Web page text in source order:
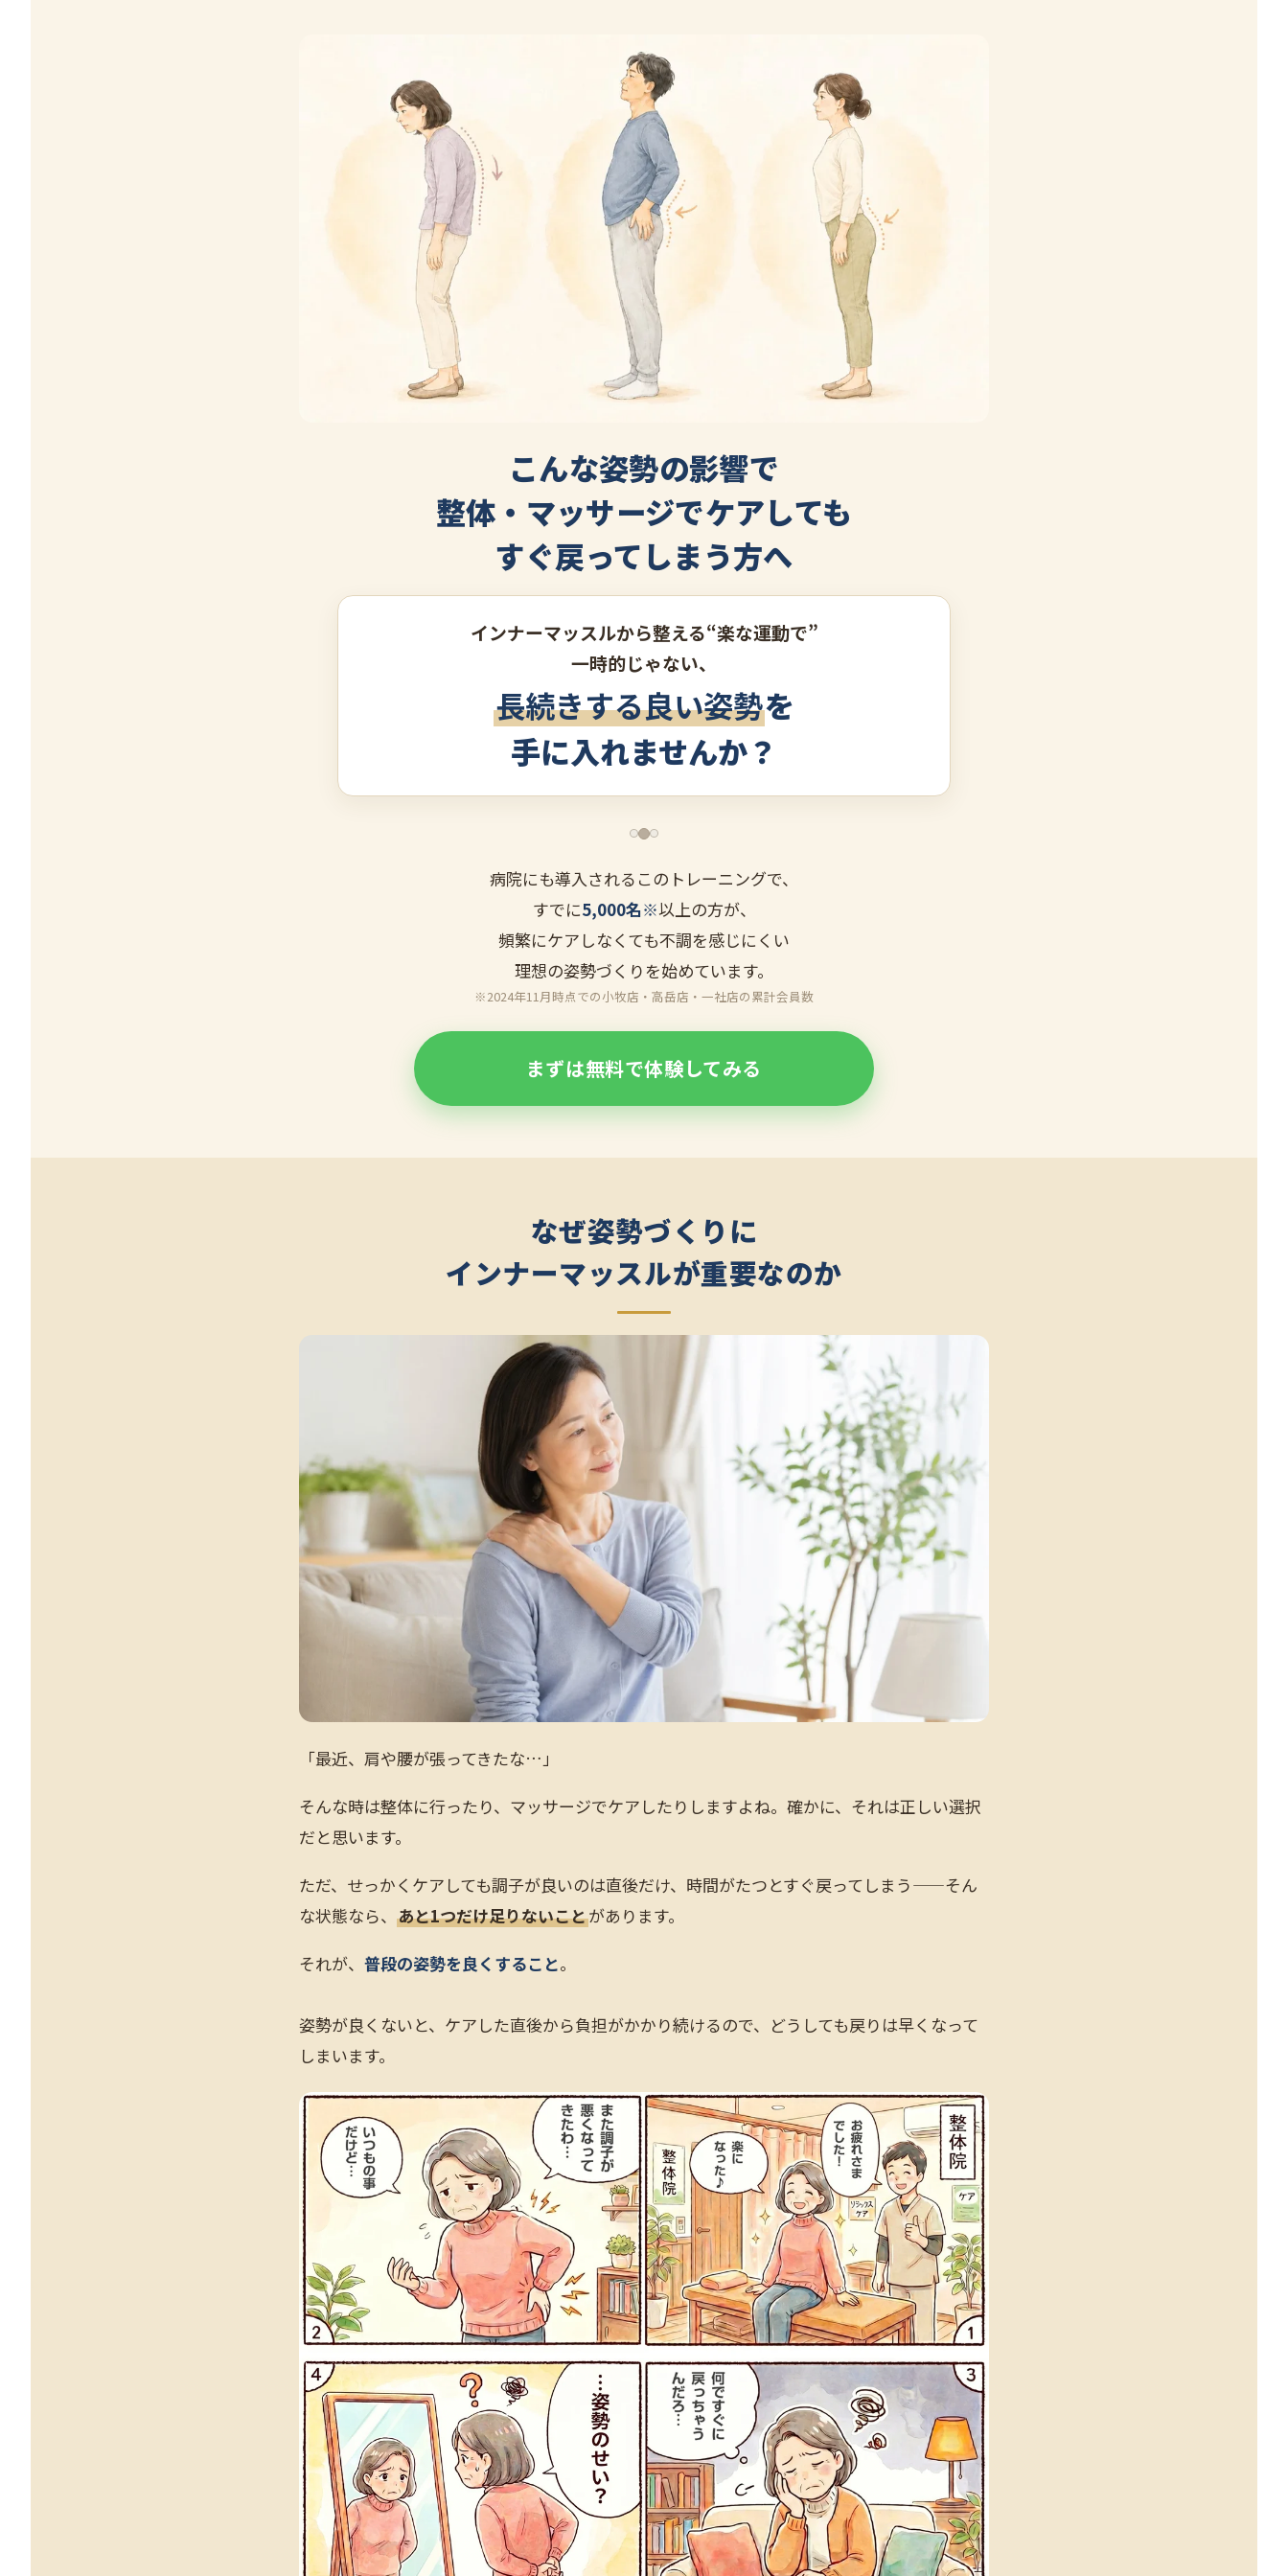
こんな姿勢の影響で
整体・マッサージでケアしても
すぐ戻ってしまう方へ
インナーマッスルから整える“楽な運動で”
一時的じゃない、
長続きする良い姿勢を
手に入れませんか？
病院にも導入されるこのトレーニングで、
すでに5,000名※以上の方が、
頻繁にケアしなくても不調を感じにくい
理想の姿勢づくりを始めています。
※2024年11月時点での小牧店・高岳店・一社店の累計会員数
まずは無料で体験してみる
なぜ姿勢づくりに
インナーマッスルが重要なのか
「最近、肩や腰が張ってきたな…」
そんな時は整体に行ったり、マッサージでケアしたりしますよね。確かに、それは正しい選択
だと思います。
ただ、せっかくケアしても調子が良いのは直後だけ、時間がたつとすぐ戻ってしまう——そん
な状態なら、 あと1つだけ足りないことがあります。
それが、 普段の姿勢を良くすること。
姿勢が良くないと、ケアした直後から負担がかかり続けるので、どうしても戻りは早くなって
しまいます。